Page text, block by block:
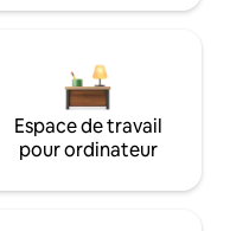
Espace de travail
pour ordinateur